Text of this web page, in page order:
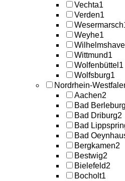
Vechta1
Verden1
Wesermarsch
Weyhe1
Wittmund1
Wolfenbüttel 1
Wolfsburg1
Nordrhein-
Aachen2
Bad Berleburg
Bad Driburg2
Bad
Bad
Bergkamen2
Bestwig2
Bielefeld2
Bocholt1